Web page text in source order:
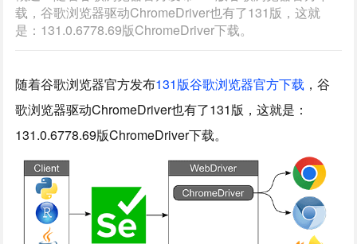
载，谷歌浏览器驱动ChromeDriver也有了131版，这就
是：131.0.6778.69版ChromeDriver下载。
随着谷歌浏览器官方发布131版谷歌浏览器官方下载 ，谷
歌浏览器驱动ChromeDriver也有了131版，这就是：
131.0.6778.69版ChromeDriver下载。